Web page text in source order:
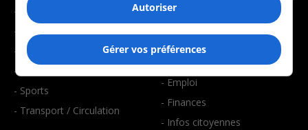
- Éducation
- Environnement
- Faits divers
- Santé et bien-être
- Sports
- Transport / Circulation
- Affaires
- Art de vivre
- Bien-être
- Emploi
- Finances
- Infos citoyennes
Autoriser
Gérer vos préférences